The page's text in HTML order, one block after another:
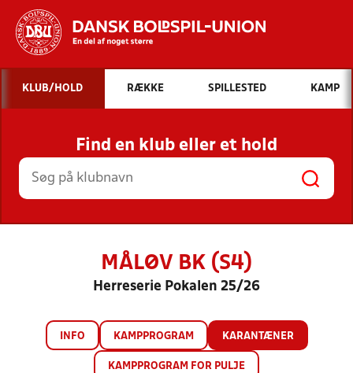
Hvad vil du søge efter?
INDHOLD OG NYHEDER
STILLINGER, RESULTATER, KLUBBER OG
HOLD
KLUB/HOLD RÆKKE SPILLESTED KAMP
Find en klub eller et hold
MÅLØV BK (S4)
Herreserie Pokalen 25/26
INFO KAMPPROGRAM KARANTÆNER
KAMPPROGRAM FOR PULJE